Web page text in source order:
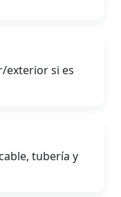
exterior si es
tubería y